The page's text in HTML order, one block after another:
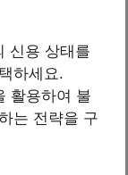
신용 상태를
하세요.
활용하여 불
는 전략을 구